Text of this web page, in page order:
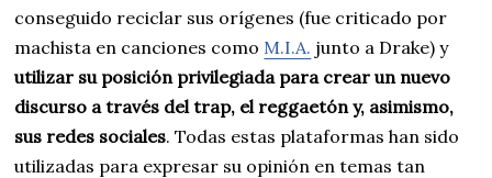
conseguido reciclar sus orígenes (fue criticado por
machista en canciones como M.I.A. junto a Drake) y
utilizar su posición privilegiada para crear un nuevo
discurso a través del trap, el reggaetón y, asimismo,
sus redes sociales. Todas estas plataformas han sido
utilizadas para expresar su opinión en temas tan